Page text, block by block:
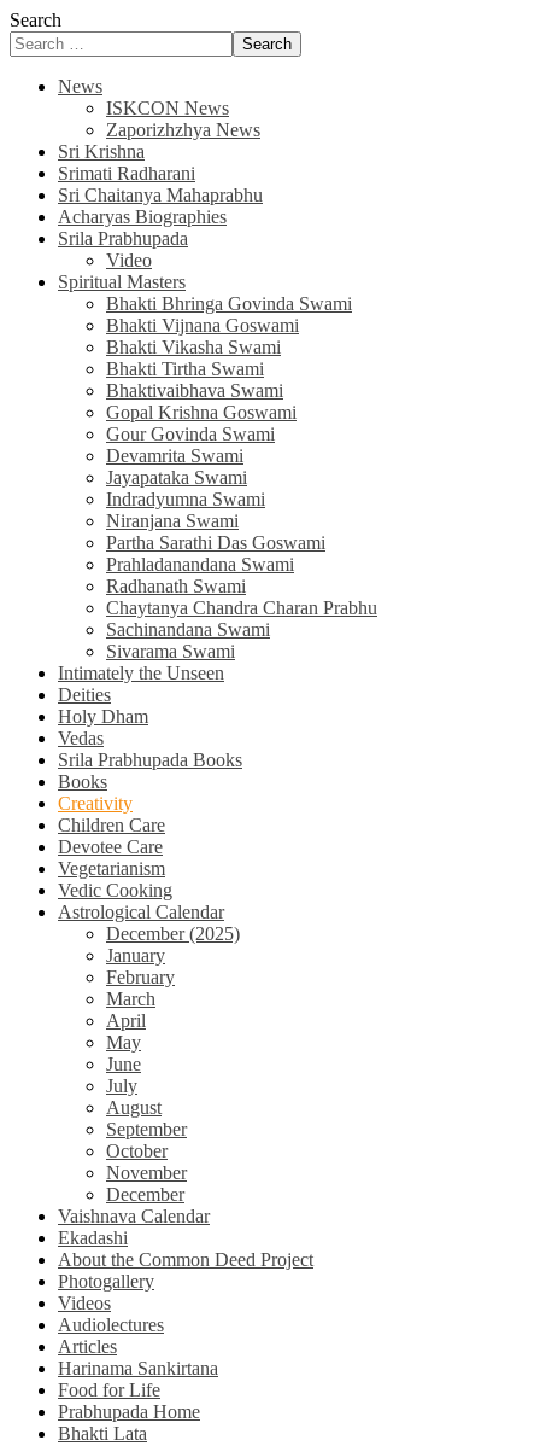
Search
Search
News
ISKCON News
Zaporizhzhya News
Sri Krishna
Srimati Radharani
Sri Chaitanya Mahaprabhu
Acharyas Biographies
Srila Prabhupada
Video
Spiritual Masters
Bhakti Bhringa Govinda Swami
Bhakti Vijnana Goswami
Bhakti Vikasha Swami
Bhakti Tirtha Swami
Bhaktivaibhava Swami
Gopal Krishna Goswami
Gour Govinda Swami
Devamrita Swami
Jayapataka Swami
Indradyumna Swami
Niranjana Swami
Partha Sarathi Das Goswami
Prahladanandana Swami
Radhanath Swami
Chaytanya Chandra Charan Prabhu
Sachinandana Swami
Sivarama Swami
Intimately the Unseen
Deities
Holy Dham
Vedas
Srila Prabhupada Books
Books
Creativity
Children Care
Devotee Care
Vegetarianism
Vedic Cooking
Astrological Calendar
December (2025)
January
February
March
April
May
June
July
August
September
October
November
December
Vaishnava Calendar
Ekadashi
About the Common Deed Project
Photogallery
Videos
Audiolectures
Articles
Harinama Sankirtana
Food for Life
Prabhupada Home
Bhakti Lata